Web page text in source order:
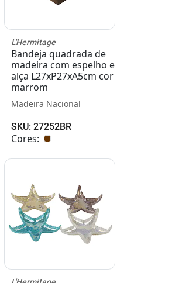
L'Hermitage
Bandeja quadrada de
madeira com espelho e
alça L27xP27xA5cm cor
marrom
Madeira Nacional
SKU: 27252BR
Cores: